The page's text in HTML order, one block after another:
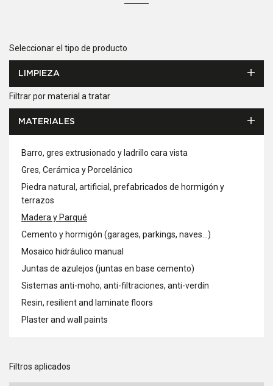
Seleccionar el tipo de producto
LIMPIEZA
Filtrar por material a tratar
MATERIALES
Barro, gres extrusionado y ladrillo cara vista
Gres, Cerámica y Porcelánico
Piedra natural, artificial, prefabricados de hormigón y
terrazos
Madera y Parqué
Cemento y hormigón (garages, parkings, naves...)
Mosaico hidráulico manual
Juntas de azulejos (juntas en base cemento)
Sistemas anti-moho, anti-filtraciones, anti-verdín
Resin, resilient and laminate floors
Plaster and wall paints
Filtros aplicados